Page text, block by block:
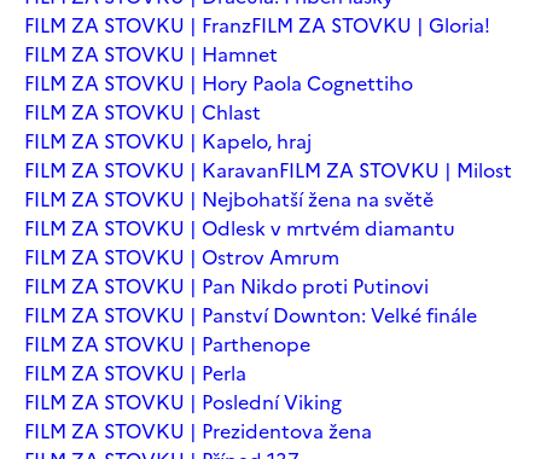
FILM ZA STOVKU | FranzFILM ZA STOVKU | Gloria!
FILM ZA STOVKU | Hamnet
FILM ZA STOVKU | Hory Paola Cognettiho
FILM ZA STOVKU | Chlast
FILM ZA STOVKU | Kapelo, hraj
FILM ZA STOVKU | KaravanFILM ZA STOVKU | Milost
FILM ZA STOVKU | Nejbohatší žena na světě
FILM ZA STOVKU | Odlesk v mrtvém diamantu
FILM ZA STOVKU | Ostrov Amrum
FILM ZA STOVKU | Pan Nikdo proti Putinovi
FILM ZA STOVKU | Panství Downton: Velké finále
FILM ZA STOVKU | Parthenope
FILM ZA STOVKU | Perla
FILM ZA STOVKU | Poslední Viking
FILM ZA STOVKU | Prezidentova žena